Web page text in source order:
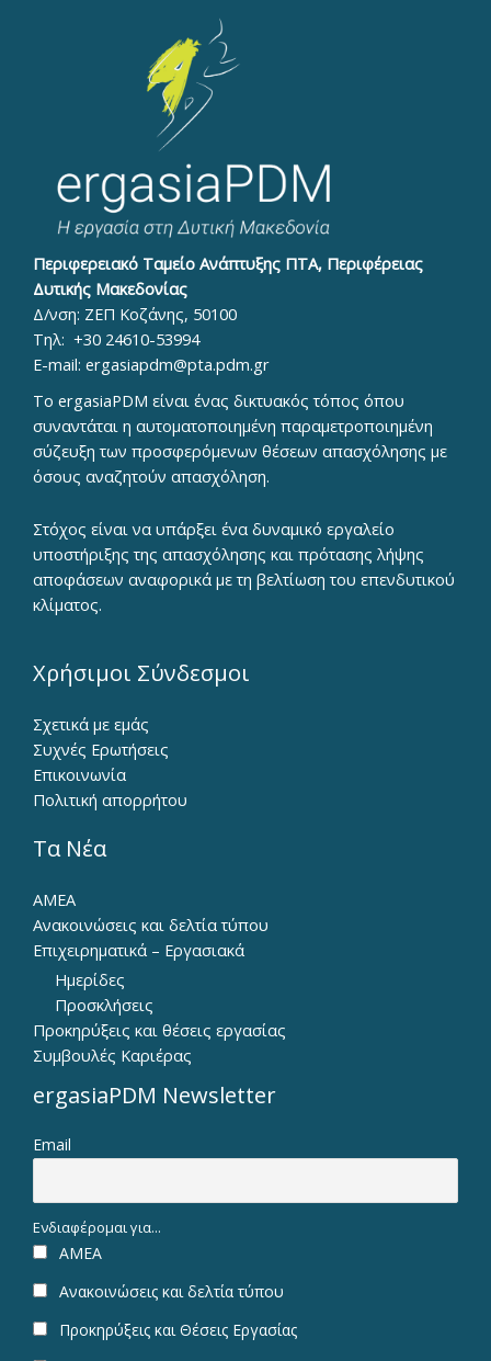
Περιφερειακό Ταμείο Ανάπτυξης ΠΤΑ, Περιφέρειας
Δυτικής Μακεδονίας
Δ/νση: ΖΕΠ Κοζάνης, 50100
Τηλ: +30 24610-53994
E-mail: ergasiapdm@pta.pdm.gr
To ergasiaPDM είναι ένας δικτυακός τόπος όπου
συναντάται η αυτοματοποιημένη παραμετροποιημένη
σύζευξη των προσφερόμενων θέσεων απασχόλησης με
όσους αναζητούν απασχόληση.
Στόχος είναι να υπάρξει ένα δυναμικό εργαλείο
υποστήριξης της απασχόλησης και πρότασης λήψης
αποφάσεων αναφορικά με τη βελτίωση του επενδυτικού
κλίματος.
Χρήσιμοι Σύνδεσμοι
Σχετικά με εμάς
Συχνές Ερωτήσεις
Επικοινωνία
Πολιτική απορρήτου
Τα Νέα
ΑΜΕΑ
Ανακοινώσεις και δελτία τύπου
Επιχειρηματικά – Εργασιακά
Ημερίδες
Προσκλήσεις
Προκηρύξεις και θέσεις εργασίας
Συμβουλές Καριέρας
ergasiaPDM Newsletter
Email
Ενδιαφέρομαι για...
ΑΜΕΑ
Ανακοινώσεις και δελτία τύπου
Προκηρύξεις και Θέσεις Εργασίας